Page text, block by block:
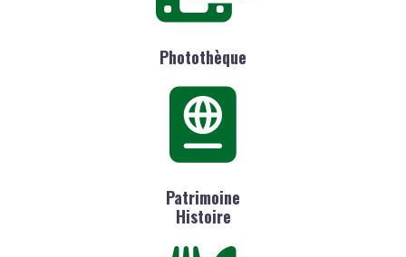
Photothèque
Patrimoine
Histoire